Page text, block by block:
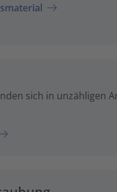
sich in unzähligen